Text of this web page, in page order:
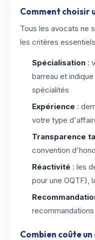
Comment choisir
Tous les avocats ne
les critères
Spécialisation :
barreau et
spécialités
Expérience :
votre type
Transparence
convention
Réactivité : les
pour une OQTF),
Combien coûte